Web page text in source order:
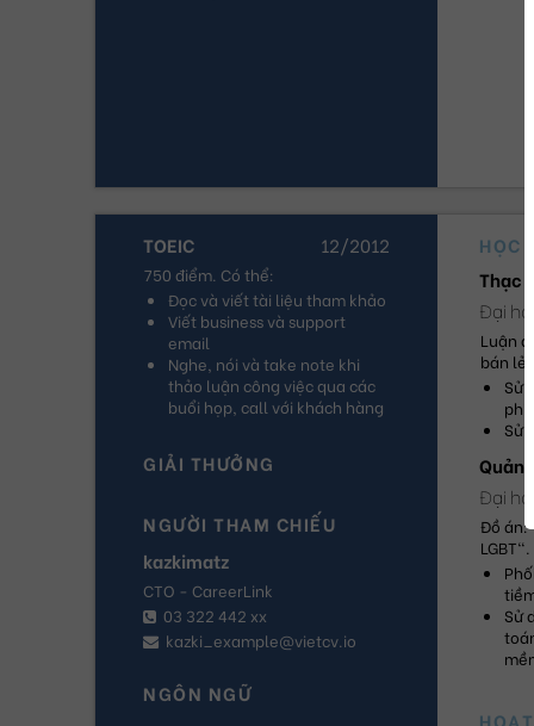
TOEIC 12/2012
750 điểm. Có thể:
Đọc và viết tài liệu tham khảo
Viết business và support
email
Nghe, nói và take note khi
thảo luận công việc qua các
buổi họp, call với khách hàng
GIẢI THƯỞNG
NGƯỜI THAM CHIẾU
kazkimatz
CTO - CareerLink
03 322 442 xx
kazki_example@vietcv.io
NGÔN NGỮ
HỌC
Thạc
Đại
Luận
bán lẻ
Sử
Sử
Quản
Đại
Đồ án:
LGBT".
Sử